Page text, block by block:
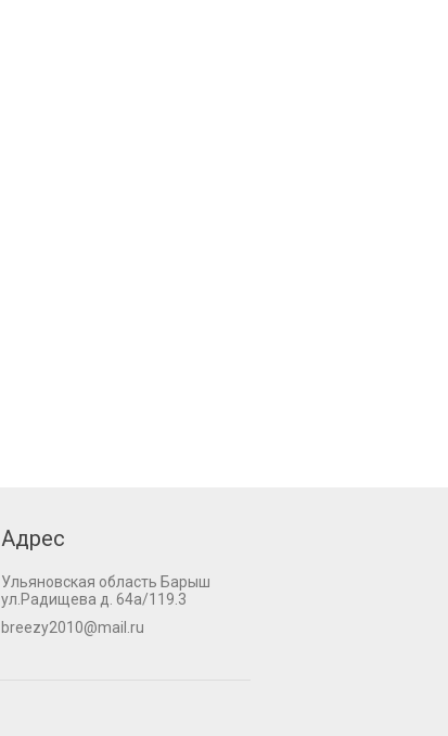
Адрес
Ульяновская область Барыш
ул.Радищева д. 64а/119.3
breezy2010@mail.ru